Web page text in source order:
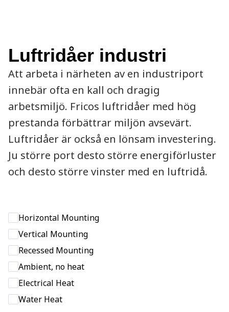
Luftridåer industri
Att arbeta i närheten av en industriport
innebär ofta en kall och dragig
arbetsmiljö. Fricos luftridåer med hög
prestanda förbättrar miljön avsevärt.
Luftridåer är också en lönsam investering.
Ju större port desto större energiförluster
och desto större vinster med en luftridå.
Horizontal Mounting
Vertical Mounting
Recessed Mounting
Ambient, no heat
Electrical Heat
Water Heat